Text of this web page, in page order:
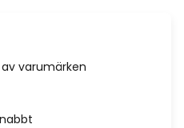
varumärken